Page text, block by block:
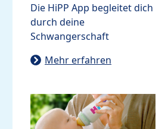
Die HiPP App begleitet dich
durch deine
Schwangerschaft
Mehr erfahren